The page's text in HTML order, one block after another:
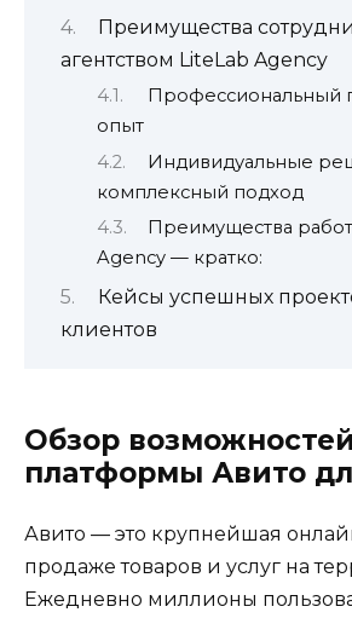
Преимущества
агентством LiteLab Agency
Профессиональный
опыт
Индивидуальные
комплексный подход
Преимущества
Agency — кратко:
Кейсы успешных
клиентов
Обзор возможностей
платформы Авито
Авито — это крупнейшая
продаже товаров и услуг на
Ежедневно миллионы